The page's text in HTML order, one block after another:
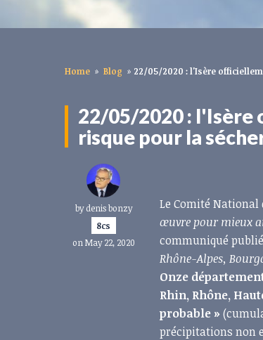
Home » Blog » 22/05/2020 : l'Isère
22/05/2020 : l'Isère
risque pour la
bydenis bonzy
8cs
on May 22, 2020
Le Comité National
œuvre pour mieux
communiqué
Rhône-Alpes,
Onze
Rhin, Rhône,
probable »
précipitations non